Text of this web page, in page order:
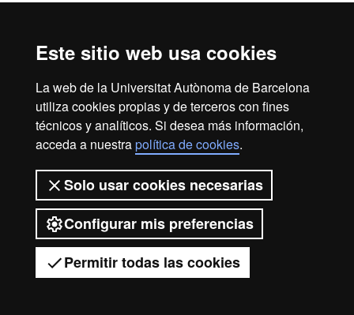
Este sitio web usa cookies
La web de la Universitat Autònoma de Barcelona
utiliza cookies propias y de terceros con fines
técnicos y analíticos. Si desea más información,
acceda a nuestrapolítica de cookies.
Solo usar cookies necesarias
Configurar mis preferencias
Permitir todas las cookies
Tienes dudas?
profesional implicado en la creación escénica, sin
escena
Accesibilidad web
Mapa del web UAB
2026 Universitat Autònoma de
Barcelona